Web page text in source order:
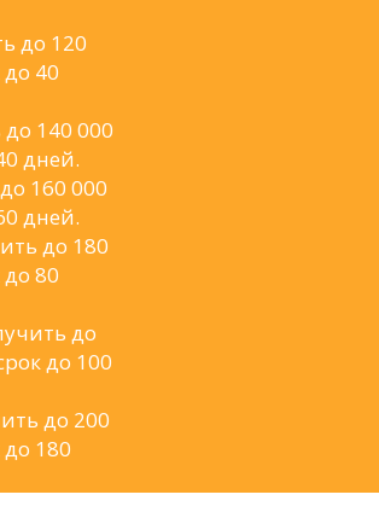
до 120
до 40
до 140 000
дней.
160 000
дней.
до 180
до 80
до
до 100
до 200
до 180